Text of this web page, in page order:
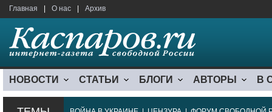
Главная О нас Архив
НОВОСТИ СТАТЬИ БЛОГИ АВТОРЫ В